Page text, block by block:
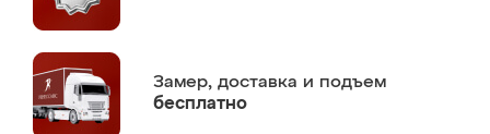
Замер, доставка и подъем
бесплатно